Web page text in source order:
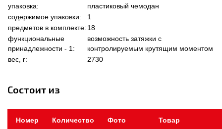
упаковка:
пластиковый чемодан
содержимое упаковки:
1
предметов в комплекте: 18
функциональные
принадлежности - 1:
возможность затяжки с
контролируемым крутящим моментом
вес, г:
2730
Состоит из
Номер
Количество Фото Товар